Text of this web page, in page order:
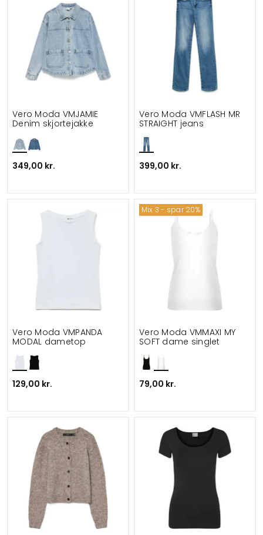
Vero Moda VMJAMIE
Denim skjortejakke
349,00 kr.
Vero Moda VMFLASH MR
STRAIGHT jeans
399,00 kr.
Vero Moda VMPANDA
MODAL dametop
129,00 kr.
Mix 3 - spar 20%
Vero Moda VMMAXI MY
SOFT dame singlet
79,00 kr.